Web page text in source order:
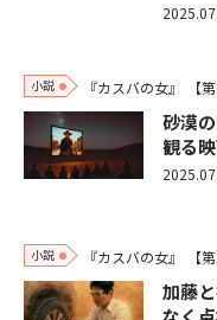
小説 『カスバの女』 【
砂漠
観る
小説 『カスバの女』 【
加藤